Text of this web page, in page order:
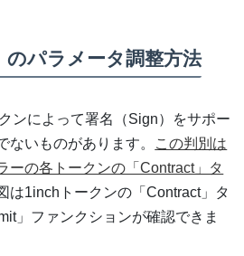
パラメータ調整方法
ンによって署名（Sign）をサポー
ないものがあります。
この判別は
ーの各トークンの「Contract」タ
は1inchトークンの「Contract」タ
」ファンクションが確認できま